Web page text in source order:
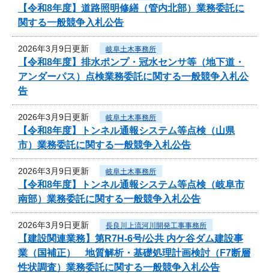
【令和8年度】道路照明修繕（管内北部）業務委託に
関する一般競争入札公告
2026年3月9日更新 岐阜土木事務所
【令和8年度】排水ポンプ・冠水センサ等（地下道・
アンダーパス）点検業務委託に関する一般競争入札公
告
2026年3月9日更新 岐阜土木事務所
【令和8年度】トンネル通報システム等点検（山県
市）業務委託に関する一般競争入札公告
2026年3月9日更新 岐阜土木事務所
【令和8年度】トンネル通報システム等点検（岐阜市
南部）業務委託に関する一般競争入札公告
2026年3月9日更新 長良川上流河川開発工事事務所
【建設関連業務】第R7H-6号/公共 内ケ谷ダム建設事
業（国補正） 地質解析・基礎処理計画検討（F7断層
性状調査）業務委託に関する一般競争入札公告